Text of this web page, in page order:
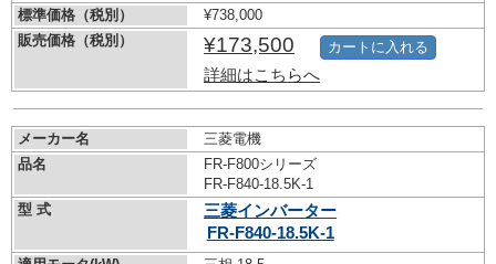
標準価格（税別）
¥738,000
販売価格（税別）
¥173,500
詳細はこちらへ
カートに入れる
メーカー名
三菱電機
品名
FR-F800シリーズ
FR-F840-18.5K-1
型 式
三菱インバーター
FR-F840-18.5K-1